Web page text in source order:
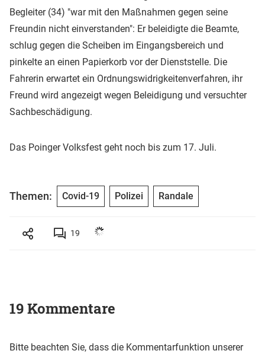
Begleiter (34) "war mit den Maßnahmen gegen seine
Freundin nicht einverstanden": Er beleidigte die Beamte,
schlug gegen die Scheiben im Eingangsbereich und
pinkelte an einen Papierkorb vor der Dienststelle. Die
Fahrerin erwartet ein Ordnungswidrigkeitenverfahren, ihr
Freund wird angezeigt wegen Beleidigung und versuchter
Sachbeschädigung.
Das Poinger Volksfest geht noch bis zum 17. Juli.
Themen: Covid-19 Polizei Randale
19
19 Kommentare
Bitte beachten Sie, dass die Kommentarfunktion unserer